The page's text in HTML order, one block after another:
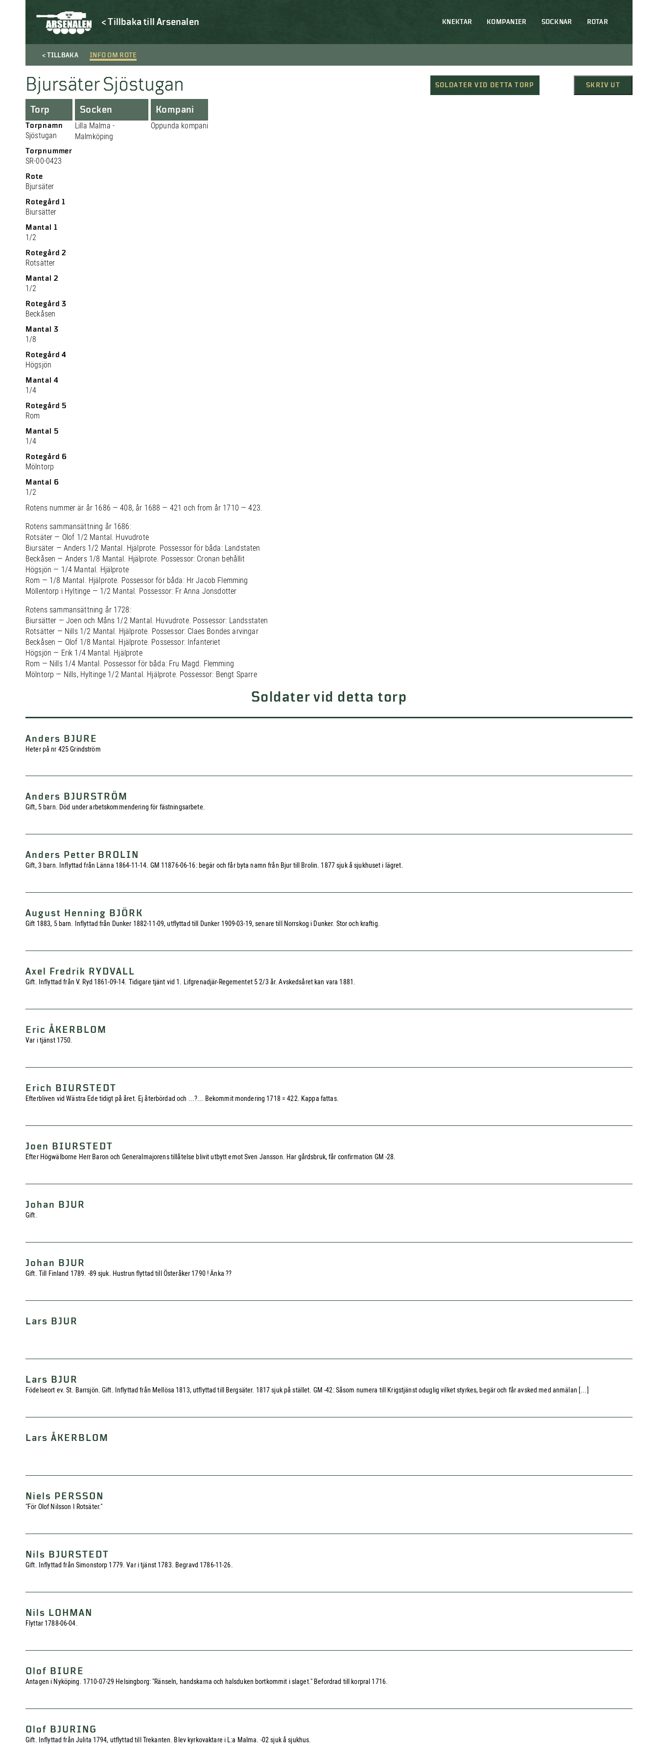
< Tillbaka till Arsenalen KNEKTAR KOMPANIER SOCKNAR ROTAR
< TILLBAKA INFO OM ROTE
Bjursäter Sjöstugan SOLDATER VID DETTA TORP SKRIV UT
Torp
Torpnamn
Sjöstugan
Torpnummer
SR-00-0423
Rote
Bjursäter
Rotegård 1
Biursätter
Mantal 1
1/2
Rotegård 2
Rotsätter
Mantal 2
1/2
Rotegård 3
Beckåsen
Mantal 3
1/8
Rotegård 4
Högsjön
Mantal 4
1/4
Rotegård 5
Rom
Mantal 5
1/4
Rotegård 6
Mölntorp
Mantal 6
1/2
Socken
Lilla Malma -
Malmköping
Kompani
Oppunda kompani
Rotens nummer är år 1686 — 408, år 1688 — 421 och from år 1710 — 423.
Rotens sammansättning år 1686:
Rotsäter — Olof 1/2 Mantal. Huvudrote
Biursäter — Anders 1/2 Mantal. Hjälprote. Possessor för båda: Landstaten
Beckåsen — Anders 1/8 Mantal. Hjälprote. Possessor: Cronan behållit
Högsjön — 1/4 Mantal. Hjälprote
Rom — 1/8 Mantal. Hjälprote. Possessor för båda: Hr Jacob Flemming
Möllentorp i Hyltinge — 1/2 Mantal. Possessor: Fr Anna Jonsdotter
Rotens sammansättning år 1728:
Biursätter — Joen och Måns 1/2 Mantal. Huvudrote. Possessor: Landsstaten
Rotsätter — Nills 1/2 Mantal. Hjälprote. Possessor: Claes Bondes arvingar
Beckåsen — Olof 1/8 Mantal. Hjälprote. Possessor: Infanteriet
Högsjön — Erik 1/4 Mantal. Hjälprote
Rom — Nills 1/4 Mantal. Possessor för båda: Fru Magd. Flemming
Mölntorp — Nills, Hyltinge 1/2 Mantal. Hjälprote. Possessor: Bengt Sparre
Soldater vid detta torp
Anders BJURE
Heter på nr 425 Grindström
Anders BJURSTRÖM
Gift, 5 barn. Död under arbetskommendering för fästningsarbete.
Anders Petter BROLIN
Gift, 3 barn. Inflyttad från Länna 1864-11-14. GM 11876-06-16: begär och får byta namn från Bjur till Brolin. 1877 sjuk å sjukhuset i lägret.
August Henning BJÖRK
Gift 1883, 5 barn. Inflyttad från Dunker 1882-11-09, utflyttad till Dunker 1909-03-19, senare till Norrskog i Dunker. Stor och kraftig.
Axel Fredrik RYDVALL
Gift. Inflyttad från V. Ryd 1861-09-14. Tidigare tjänt vid 1. Lifgrenadjär-Regementet 5 2/3 år. Avskedsåret kan vara 1881.
Eric ÅKERBLOM
Var i tjänst 1750.
Erich BIURSTEDT
Efterbliven vid Wästra Ede tidigt på året. Ej återbördad och ...?... Bekommit mondering 1718 = 422. Kappa fattas.
Joen BIURSTEDT
Efter Högwälborne Herr Baron och Generalmajorens tillåtelse blivit utbytt emot Sven Jansson. Har gårdsbruk, får confirmation GM -28.
Johan BJUR
Gift.
Johan BJUR
Gift. Till Finland 1789. -89 sjuk. Hustrun flyttad till Österåker 1790 ! Änka ??
Lars BJUR
Lars BJUR
Födelseort ev. St. Barrsjön. Gift. Inflyttad från Mellösa 1813, utflyttad till Bergsäter. 1817 sjuk på stället. GM -42: Såsom numera till Krigstjänst oduglig vilket styrkes, begär och får avsked med anmälan [...]
Lars ÅKERBLOM
Niels PERSSON
"För Olof Nilsson I Rotsäter."
Nils BJURSTEDT
Gift. Inflyttad från Simonstorp 1779. Var i tjänst 1783. Begravd 1786-11-26.
Nils LOHMAN
Flyttar 1788-06-04.
Olof BIURE
Antagen i Nyköping. 1710-07-29 Helsingborg: "Ränseln, handskarna och halsduken bortkommit i slaget." Befordrad till korpral 1716.
Olof BJURING
Gift. Inflyttad från Julita 1794, utflyttad till Trekanten. Blev kyrkovaktare i L:a Malma. -02 sjuk å sjukhus.